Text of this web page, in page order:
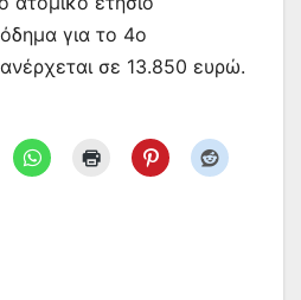
για το 4ο
σε 13.850 ευρώ.